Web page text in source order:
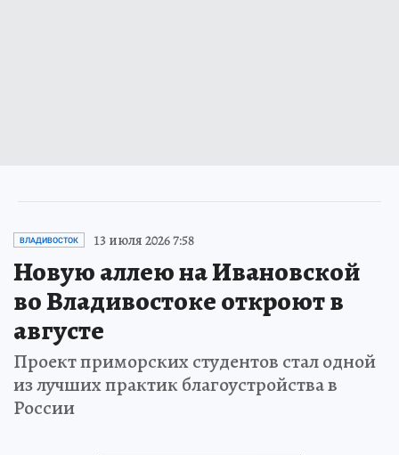
ВЛАДИВОСТОК 13 июля 2026 7:58
Новую аллею на Ивановской
во Владивостоке откроют в
августе
Проект приморских студентов стал одной
из лучших практик благоустройства в
России